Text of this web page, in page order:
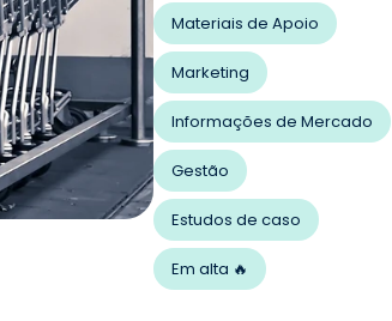
Materiais de Apoio
Marketing
Informações de Mercado
Gestão
Estudos de caso
Em alta 🔥